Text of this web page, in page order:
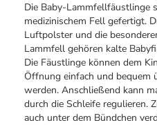
Die Baby-Lammfellfäustlinge
medizinischem Fell gefertigt.
Luftpolster und die
Lammfell gehören kalte
Die Fäustlinge können dem
Öffnung einfach und bequem
werden. Anschließend kann
durch die Schleife regulieren.
auch unter dem Bündchen